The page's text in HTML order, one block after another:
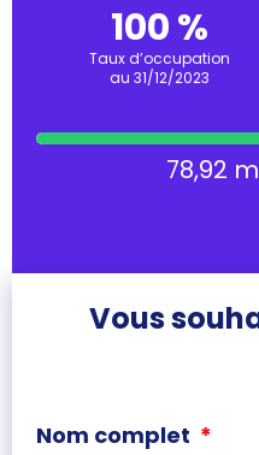
100 %
Taux d’occupation
au 31/12/2023
78,92
Vous
Nom complet